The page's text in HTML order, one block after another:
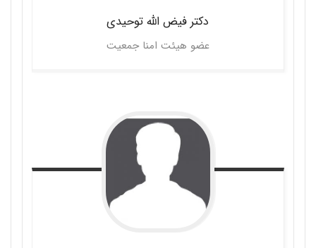
دکتر فیض الله توحیدی
عضو هیئت امنا جمعیت